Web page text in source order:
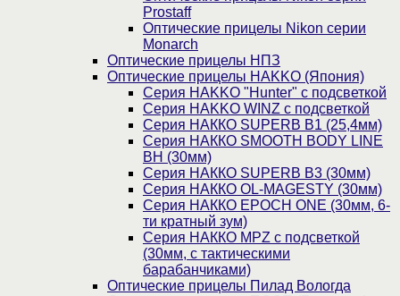
Prostaff
Оптические прицелы Nikon серии
Monarch
Оптические прицелы НПЗ
Оптические прицелы HAKKO (Япония)
Cерия HAKKO "Hunter" с подсветкой
Серия НAKKO WINZ с подсветкой
Серия НАККО SUPERB B1 (25,4мм)
Серия НАККО SMOOTH BODY LINE
BH (30мм)
Серия НАККО SUPERB B3 (30мм)
Серия НАККО OL-MAGESTY (30мм)
Серия НАККО EPOCH ONE (30мм, 6-
ти кратный зум)
Серия НАККО MPZ с подсветкой
(30мм, c тактическими
барабанчиками)
Оптические прицелы Пилад Вологда